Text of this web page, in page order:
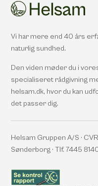
Vi har mere end 40 års
naturlig sundhed.
Den viden møder du i
specialiseret rådgivning
helsam.dk, hvor du kan
det passer dig.
Helsam Gruppen A/S ·
Sønderborg · Tlf. 7445